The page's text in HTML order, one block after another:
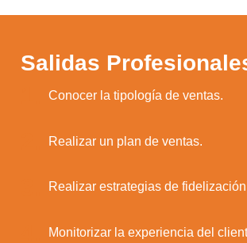
Salidas
Conocer la tipología de ventas.
Realizar un plan de ventas.
Realizar estrategias de
Monitorizar la experiencia del